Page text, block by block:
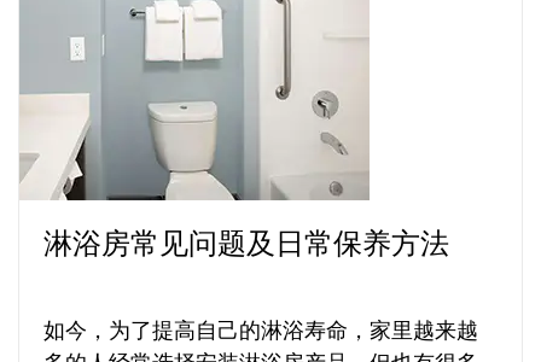
淋浴房常见问题及日常保养方法
如今，为了提高自己的淋浴寿命，家里越来越